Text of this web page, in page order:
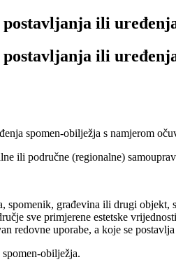
ili
ili
spomen-obilježja s namjerom
ili područne (regionalne)
građevina ili drugi objekt,
sve primjerene estetske
redovne uporabe, a koje se
obilježja.